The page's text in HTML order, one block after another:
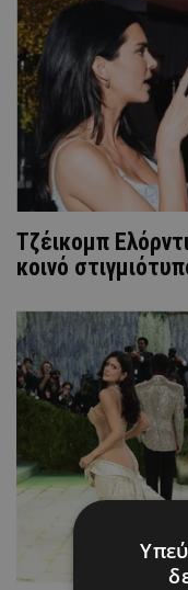
Τζέικομπ
κοινό